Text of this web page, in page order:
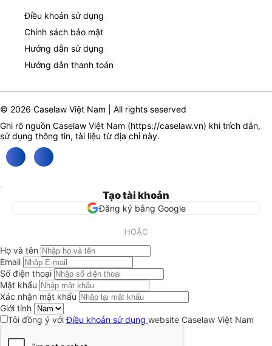
Điều khoản sử dụng
Chính sách bảo mật
Hướng dẫn sử dụng
Hướng dẫn thanh toán
© 2026 Caselaw Việt Nam | All rights seserved
Ghi rõ nguồn Caselaw Việt Nam (https://caselaw.vn) khi trích dẫn,
sử dụng thông tin, tài liệu từ địa chỉ này.
Tạo tài khoản
Đăng ký bằng Google
HOẶC
Họ và tên
Email
Số điện thoại
Mật khẩu
Xác nhận mật khẩu
Giới tính
Tôi đồng ý vớiĐiều khoản sử dụng website Caselaw Việt Nam